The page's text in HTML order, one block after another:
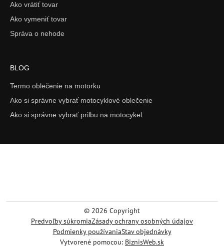
Ako vrátiť tovar
Ako vymeniť tovar
Správa o nehode
BLOG
Termo oblečenie na motorku
Ako si správne vybrať motocyklové oblečenie
Ako si správne vybrať prilbu na motocykel
© 2026 Copyright
Predvoľby súkromiaZásady ochrany osobných údajov
Podmienky používaniaStav objednávky
Vytvorené pomocou: BiznisWeb.sk